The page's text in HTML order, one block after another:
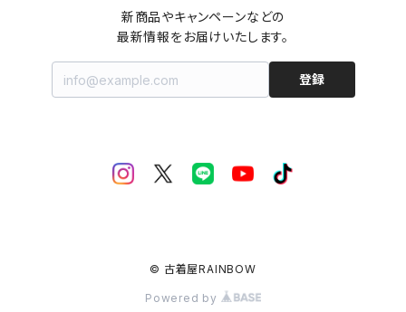
新商品やキャンペーンなどの
最新情報をお届けいたします。
登録
© 古着屋RAINBOW
Powered by